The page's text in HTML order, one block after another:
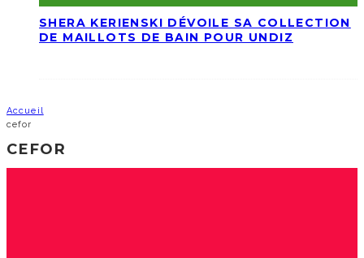
SHERA KERIENSKI DÉVOILE SA COLLECTION
DE MAILLOTS DE BAIN POUR UNDIZ
Accueil
cefor
CEFOR